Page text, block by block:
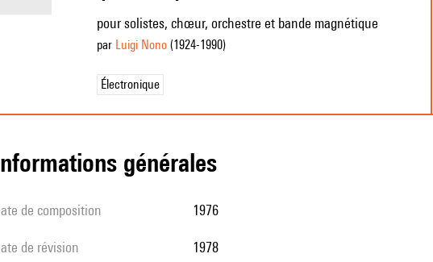
pour solistes, chœur, orchestre et bande magnétique
par Luigi Nono(1924-1990)
Électronique
informations générales
date de composition 1976
date de révision 1978